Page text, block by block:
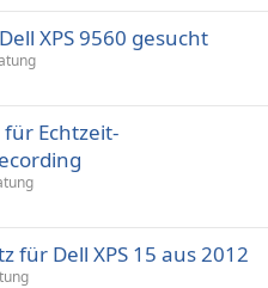
XPS 9560 gesucht
Echtzeit-
für Dell XPS 15 aus 2012